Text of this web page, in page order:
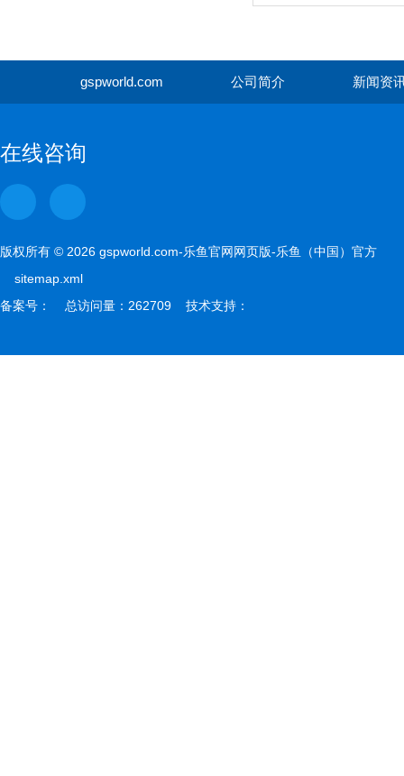
gspworld.com 公司简介 新闻资
在线咨询
版权所有 © 2026 gspworld.com-乐鱼官网网页版-乐鱼（中国）官方
sitemap.xml
备案号： 总访问量：262709 技术支持：